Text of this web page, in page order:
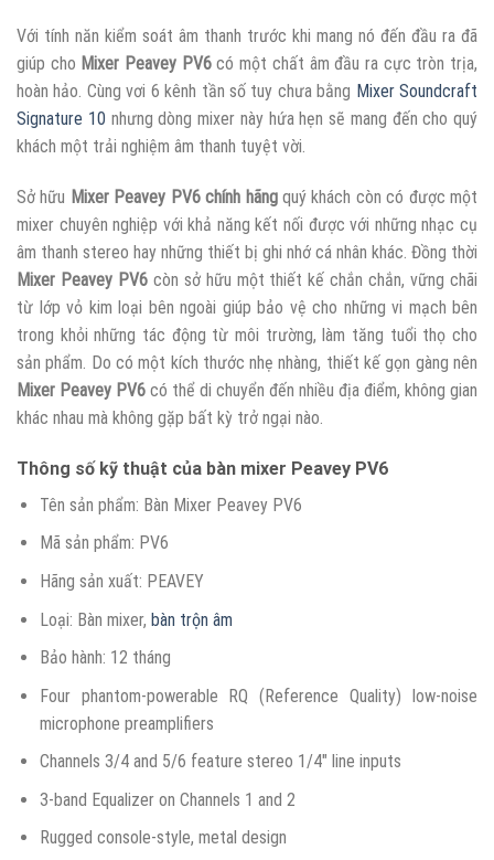
Với tính năn kiểm soát âm thanh trước khi mang nó đến đầu ra đã
giúp cho Mixer Peavey PV6có một chất âm đầu ra cực tròn trịa,
hoàn hảo. Cùng vơi 6 kênh tần số tuy chưa bằng Mixer Soundcraft
Signature 10 nhưng dòng mixer này hứa hẹn sẽ mang đến cho quý
khách một trải nghiệm âm thanh tuyệt vời.
Sở hữu Mixer Peavey PV6 chính hãngquý khách còn có được một
mixer chuyên nghiệp với khả năng kết nối được với những nhạc cụ
âm thanh stereo hay những thiết bị ghi nhớ cá nhân khác. Đồng thời
Mixer Peavey PV6còn sở hữu một thiết kế chắn chắn, vững chãi
từ lớp vỏ kim loại bên ngoài giúp bảo vệ cho những vi mạch bên
trong khỏi những tác động từ môi trường, làm tăng tuổi thọ cho
sản phẩm. Do có một kích thước nhẹ nhàng, thiết kế gọn gàng nên
Mixer Peavey PV6 có thể di chuyển đến nhiều địa điểm, không gian
khác nhau mà không gặp bất kỳ trở ngại nào.
Thông số kỹ thuật của bàn mixer Peavey PV6
Tên sản phẩm: Bàn Mixer Peavey PV6
Mã sản phẩm: PV6
Hãng sản xuất: PEAVEY
Loại: Bàn mixer, bàn trộn âm
Bảo hành: 12 tháng
Four phantom-powerable RQ (Reference Quality) low-noise
microphone preamplifiers
Channels 3/4 and 5/6 feature stereo 1/4″ line inputs
3-band Equalizer on Channels 1 and 2
Rugged console-style, metal design